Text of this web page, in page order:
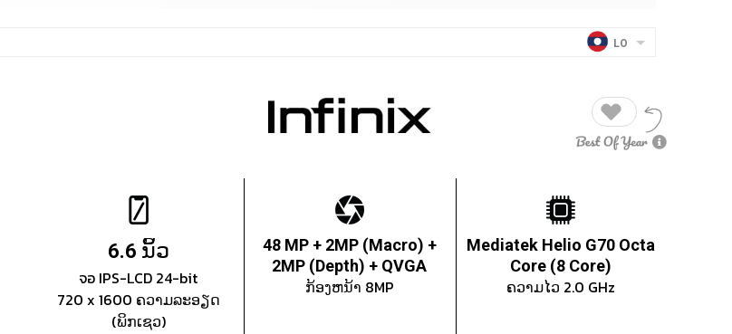
LO
6.6 ນິ້ວ
จอ IPS-LCD 24-bit
720 x 1600 ຄວາມລະອຽດ
(ພິກເຊວ)
48 MP + 2MP (Macro) +
2MP (Depth) + QVGA
ກ້ອງຫນ້າ 8MP
Mediatek Helio G70 Octa
Core (8 Core)
ຄວາມໄວ 2.0 GHz